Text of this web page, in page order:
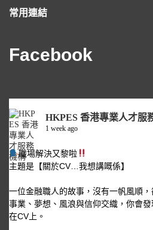
常用連結
Facebook
HKPES 香港專業人才服
1 week ago
職場解決又黎啦
主題是【關於CV…我想講嘅係】
一位金融職人的故事，沒有一帆風順
事業、夢想、風浪與信仰交織，你會
在CV上。